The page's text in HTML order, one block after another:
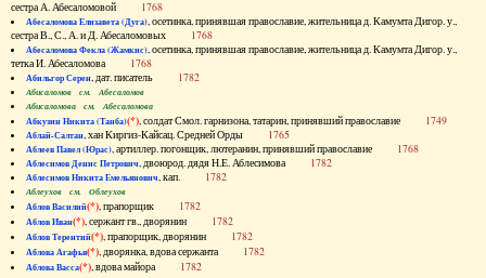
сестра А. Абесаломовой 1768
Абесаломова Елизавета (Дуга), осетинка, принявшая православие, жительница д. Камумта Дигор. у.,
сестра В., С., А. и Д. Абесаломовых 1768
Абесаломова Фекла (Жамкис), осетинка, принявшая православие, жительница д. Камумта Дигор. у.,
тетка И. Абесаломова 1768
Абильгор Серен, дат. писатель 1782
Абисаломов см. Абесаломов
Абисаломова см. Абесаломова
Абкузин Никита (Танба)(*), солдат Смол. гарнизона, татарин, принявший православие 1749
Аблай-Салтан, хан Киргиз-Кайсац. Средней Орды 1765
Аблеев Павел (Юрас), артиллер. погонщик, лютеранин, принявший православие 1768
Аблесимов Денис Петрович, двоюрод. дядя Н.Е. Аблесимова 1782
Аблесимов Никита Емельянович, кап. 1782
Аблеухов см. Облеухов
Аблов Василий(*), прапорщик 1782
Аблов Иван(*), сержант гв., дворянин 1782
Аблов Терентий(*), прапорщик, дворянин 1782
Аблова Агафья(*), дворянка, вдова сержанта 1782
Аблова Васса(*), вдова майора 1782